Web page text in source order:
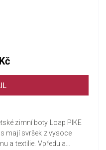
mají svršek z vysoce
a textilie. Vpředu a